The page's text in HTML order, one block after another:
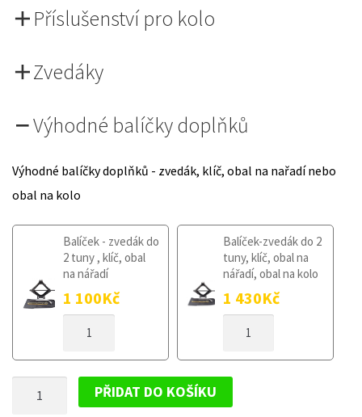
Příslušenství pro kolo
Zvedáky
Výhodné balíčky doplňků
Výhodné balíčky doplňků - zvedák, klíč, obal na nařadí nebo
obal na kolo
Balíček - zvedák do
2 tuny , klíč, obal
na nářadí
1 100Kč
KOLO
2000-
Balíček-zvedák do 2
tuny, klíč, obal na
nářadí, obal na kolo
1 430Kč
KOLO
2000-
PŘIDAT DO KOŠÍKU